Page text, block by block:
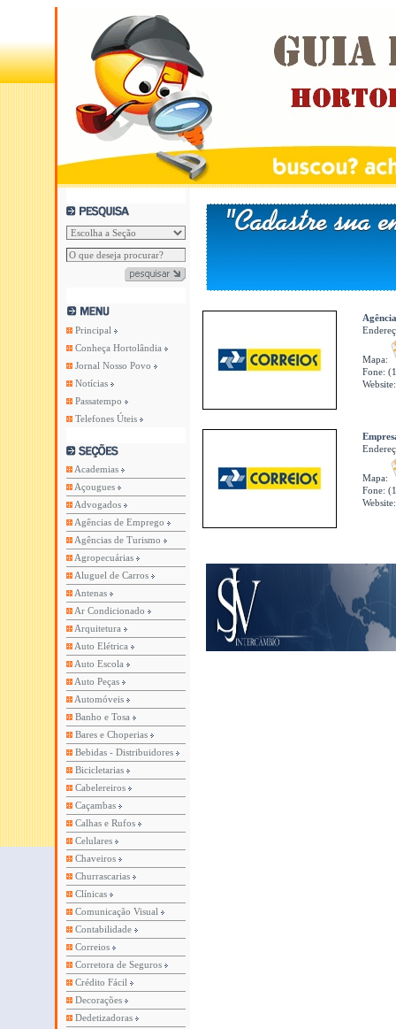
Principal
Conheça Hortolândia
Jornal Nosso Povo
Notícias
Passatempo
Telefones Úteis
Academias
Açougues
Advogados
Agências de Emprego
Agências de Turismo
Agropecuárias
Aluguel de Carros
Antenas
Ar Condicionado
Arquitetura
Auto Elétrica
Auto Escola
Auto Peças
Automóveis
Banho e Tosa
Bares e Choperias
Bebidas - Distribuidores
Bicicletarias
Cabelereiros
Caçambas
Calhas e Rufos
Celulares
Chaveiros
Churrascarias
Clínicas
Comunicação Visual
Contabilidade
Correios
Corretora de Seguros
Crédito Fácil
Decorações
Dedetizadoras
Mapa:
Fone:
Mapa:
Fone: